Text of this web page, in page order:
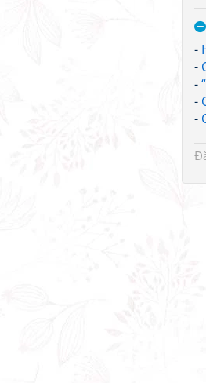
-
-
-
-
-